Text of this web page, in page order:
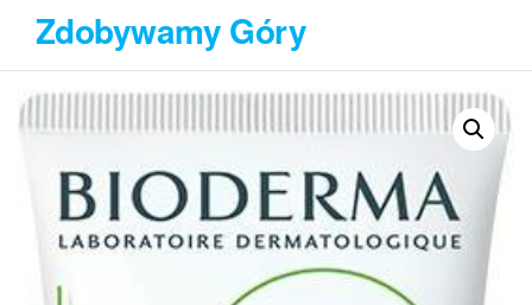
Przejdź
treści
Zdobywamy Góry